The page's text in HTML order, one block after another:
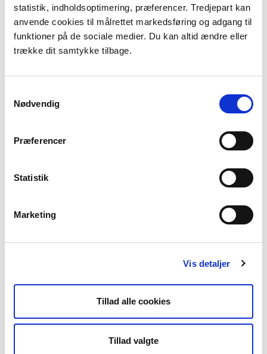
statistik, indholdsoptimering, præferencer. Tredjepart kan
anvende cookies til målrettet markedsføring og adgang til
funktioner på de sociale medier. Du kan altid ændre eller
trække dit samtykke tilbage.
Nødvendig
Præferencer
Statistik
Marketing
Vis detaljer
Tillad alle cookies
Tillad valgte
3.3.5 Kvitteringsskrivelse for
modtagelse af ansøgningen
Læs mere
3.3.6 Drøftelse/ møde med